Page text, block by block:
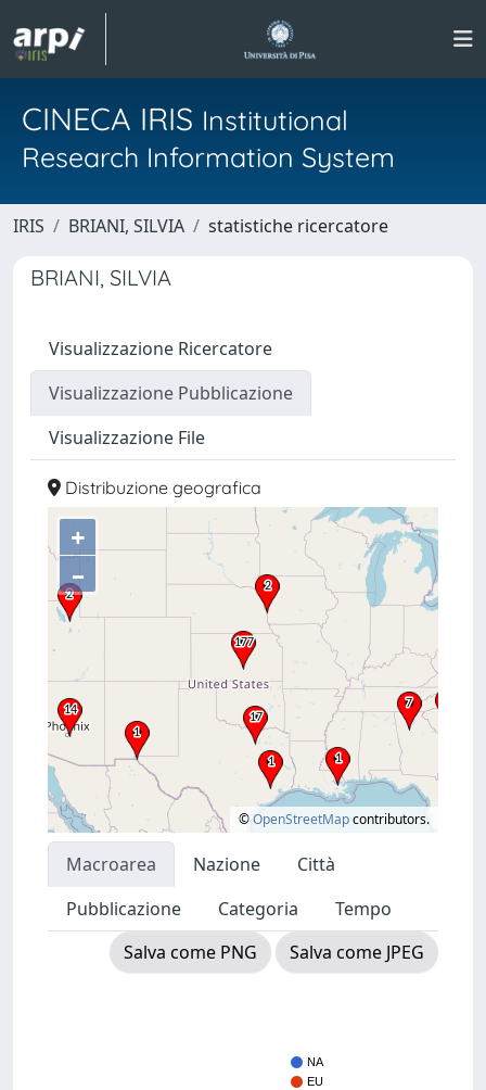
CINECA IRIS Institutional
Research Information System
IRIS BRIANI, SILVIA statistiche ricercatore
BRIANI, SILVIA
Visualizzazione Ricercatore
Visualizzazione Pubblicazione
Visualizzazione File
Distribuzione geografica
+
–
©OpenStreetMapcontributors.
Macroarea Nazione
Città
Pubblicazione
Categoria
Tempo
Salva come PNG
Salva come JPEG
NA
EU